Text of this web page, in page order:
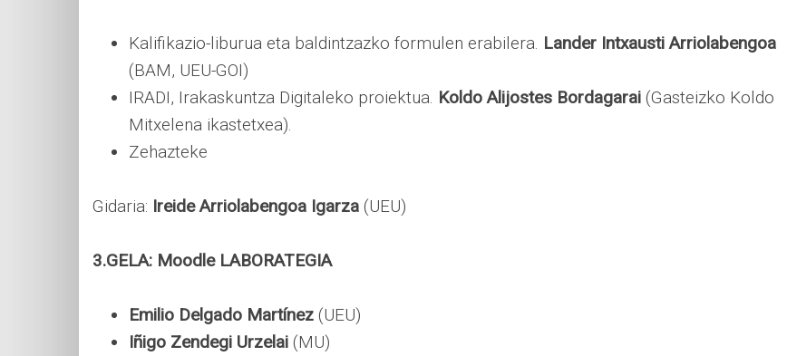
Kalifikazio-liburua eta baldintzazko formulen erabilera. Lander Intxausti Arriolabengoa
(BAM, UEU-GOI)
IRADI, Irakaskuntza Digitaleko proiektua. Koldo Alijostes Bordagarai (Gasteizko Koldo
Mitxelena ikastetxea).
Zehazteke
Gidaria: Ireide Arriolabengoa Igarza (UEU)
3.GELA: Moodle LABORATEGIA
Emilio Delgado Martínez (UEU)
Iñigo Zendegi Urzelai (MU)